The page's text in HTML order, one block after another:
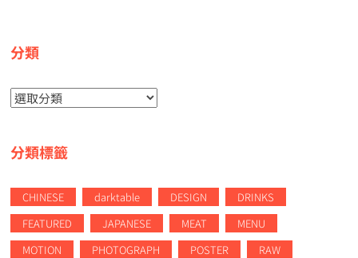
分類
分
類
分類標籤
CHINESE darktable DESIGN
DRINKS
FEATURED
JAPANESE MEAT
MENU
MOTION
PHOTOGRAPH POSTER
RAW